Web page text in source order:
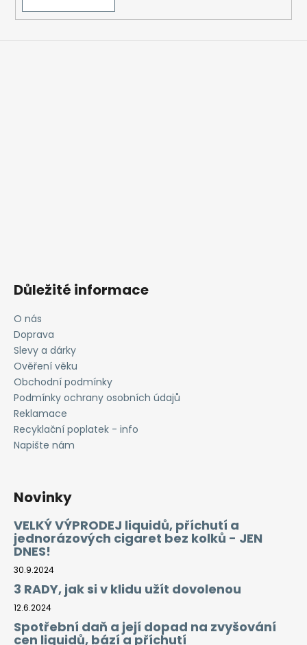
Důležité informace
O nás
Doprava
Slevy a dárky
Ověření věku
Obchodní podmínky
Podmínky ochrany osobních údajů
Reklamace
Recyklační poplatek - info
Napište nám
Novinky
VELKÝ VÝPRODEJ liquidů, příchutí a
jednorázových cigaret bez kolků - JEN
DNES!
30.9.2024
3 RADY, jak si v klidu užít dovolenou
12.6.2024
Spotřební daň a její dopad na zvyšování
cen liquidů, bází a příchutí